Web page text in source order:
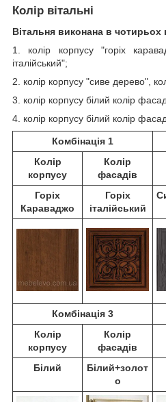
Колір вітальні
Вітальня виконана в чотирьох
1. колір корпусу "горіх
італійський";
2. колір корпусу "сиве дерево",
3. колір корпусу білий колір
4. колір корпусу білий колір
Комбінація 1
Колір
корпусу
Колір
фасадів
Горіх
Караваджо
Горіх
італійський
Комбінація 3
Колір
корпусу
Колір
фасадів
Білий
Білий+золот
о